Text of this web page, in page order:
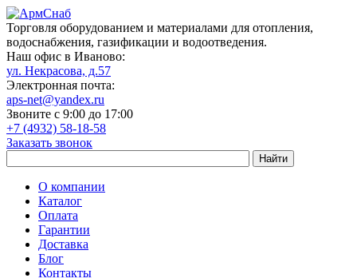
Торговля оборудованием и материалами для отопления,
водоснабжения, газификации и водоотведения.
Наш офис в Иваново:
ул. Некрасова, д.57
Электронная почта:
aps-net@yandex.ru
Звоните с 9:00 до 17:00
+7 (4932) 58-18-58
Заказать звонок
О компании
Каталог
Оплата
Гарантии
Доставка
Блог
Контакты